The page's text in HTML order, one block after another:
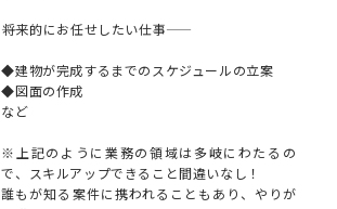
――将来的にお任せしたい仕事――
◆建物が完成するまでのスケジュールの立案
◆図面の作成
など
※上記のように業務の領域は多岐にわたるの
で、スキルアップできること間違いなし！
誰もが知る案件に携われることもあり、やりが